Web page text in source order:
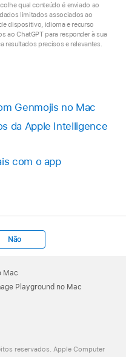
qual conteúdo é enviado ao
limitados associados ao
dispositivo, idioma e recurso
ao ChatGPT para responder à sua
resultados precisos e relevantes.
Genmojis no Mac
da Apple Intelligence
com o app
Não
Mac
Playground no Mac
reservados. Apple Computer